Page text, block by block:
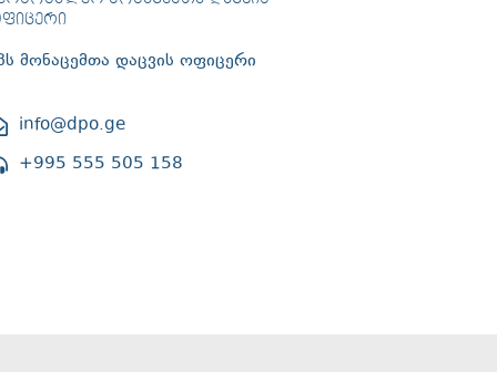
მონაცემთა დაცვის ოფიცერი
info@dpo.ge
+995 555 505 158